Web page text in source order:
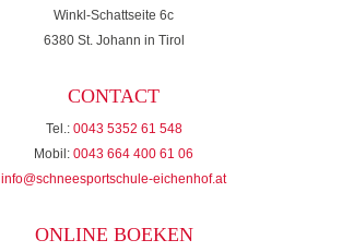
Winkl-Schattseite 6c
6380 St. Johann in Tirol
CONTACT
Tel.: 0043 5352 61 548
Mobil: 0043 664 400 61 06
info@schneesportschule-eichenhof.at
ONLINE BOEKEN